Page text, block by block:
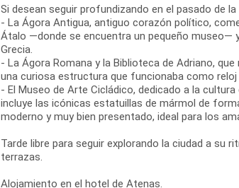
Si desean seguir profundizando en el pasado de
- La Ágora Antigua, antiguo corazón político,
Átalo —donde se encuentra un pequeño museo—
Grecia.
- La Ágora Romana y la Biblioteca de Adriano,
una curiosa estructura que funcionaba como
- El Museo de Arte Cicládico, dedicado a la
incluye las icónicas estatuillas de mármol de
moderno y muy bien presentado, ideal para los
Tarde libre para seguir explorando la ciudad a su
terrazas.
Alojamiento en el hotel de Atenas.